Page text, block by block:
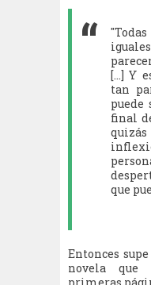
[...] Y
tan
final
quizás
que
Entonces
novela que